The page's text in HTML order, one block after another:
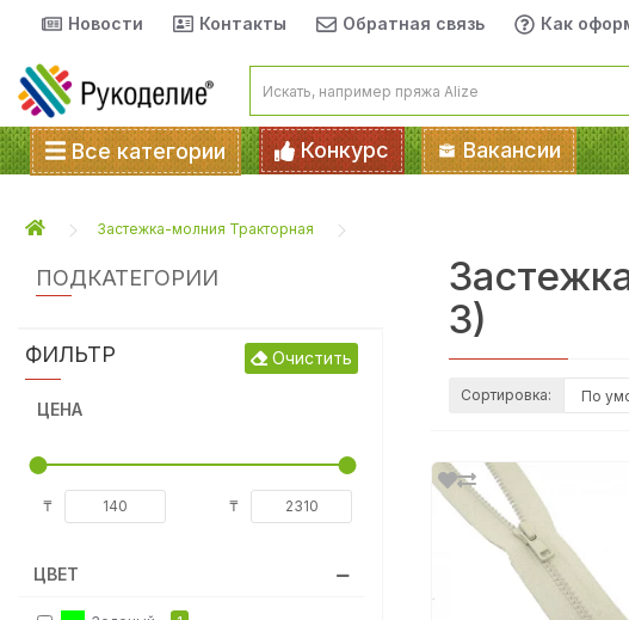
Новости Контакты Обратная связь Как
Все категории Конкурс Вакансии
Застежка-молния Тракторная
ПОДКАТЕГОРИИ
ФИЛЬТР Очистить
ЦЕНА
₸ ₸
ЦВЕТ
3)
Сортировка: